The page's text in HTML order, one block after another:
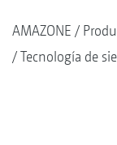
AMAZONE
Tecnología de